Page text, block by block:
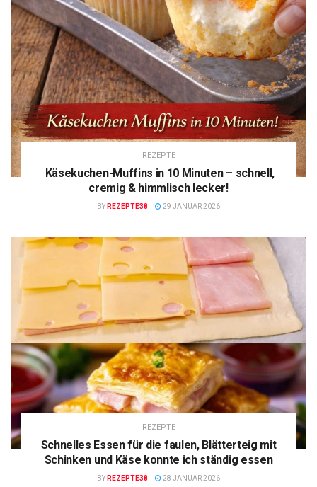
REZEPTE
Käsekuchen-Muffins in 10 Minuten – schnell,
cremig & himmlisch lecker!
BY REZEPTE38 29 JANUAR 2026
REZEPTE
Schnelles Essen für die faulen, Blätterteig mit
Schinken und Käse konnte ich ständig essen
BY REZEPTE38 28 JANUAR 2026